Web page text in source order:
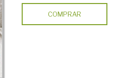
COMPRAR